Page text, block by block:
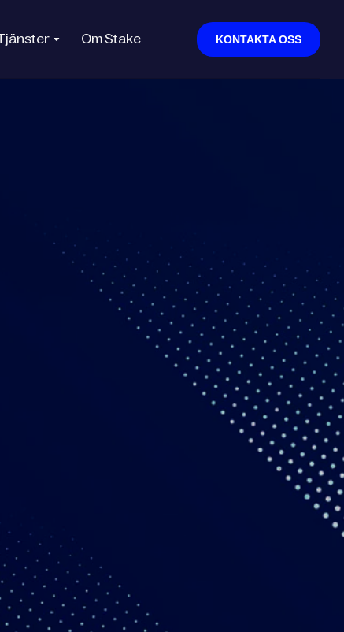
Om Stake KONTAKTA OSS